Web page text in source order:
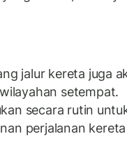
jalur kereta juga
setempat.
secara rutin
perjalanan